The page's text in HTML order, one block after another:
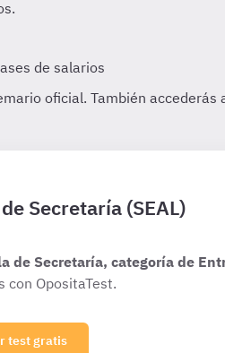
Secretaría (SEAL)
de Secretaría, categoría de
con OpositaTest.
test gratis